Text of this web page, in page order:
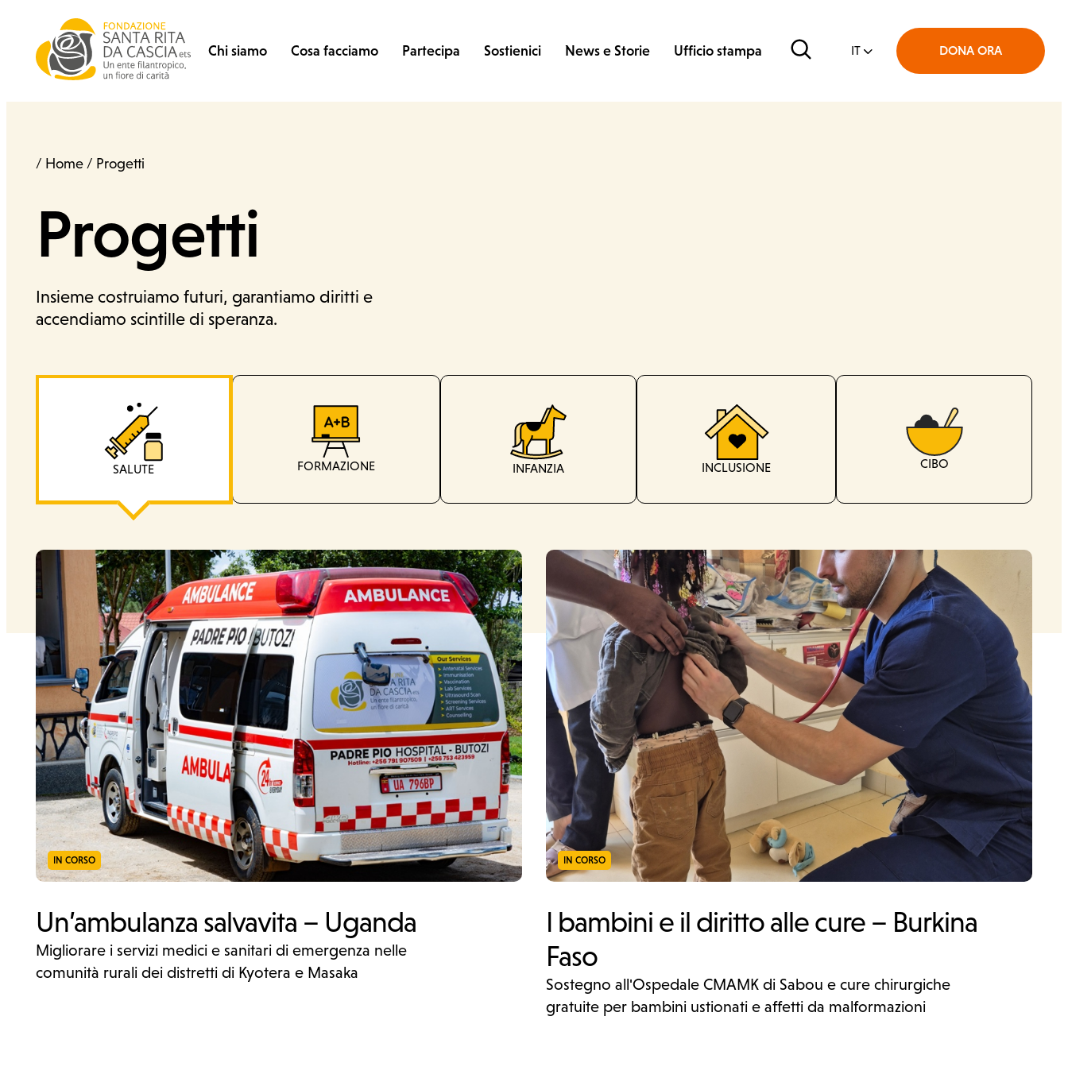
Vai al contenuto
Chi siamo Cosa facciamo Partecipa Sostienici News e Storie Ufficio stampa IT DONA ORA
Chi siamo
Cosa facciamo
Home Progetti
Progetti
Insieme costruiamo futuri, garantiamo diritti e
accendiamo scintille di speranza.
SALUTE FORMAZIONE INFANZIA INCLUSIONE CIBO
IN CORSO
Un’ambulanza salvavita – Uganda
Migliorare i servizi medici e sanitari di emergenza nelle
comunità rurali dei distretti di Kyotera e Masaka
IN CORSO
I bambini e il diritto alle cure – Burkina
Faso
Sostegno all'Ospedale CMAMK di Sabou e cure chirurgiche
gratuite per bambini ustionati e affetti da malformazioni